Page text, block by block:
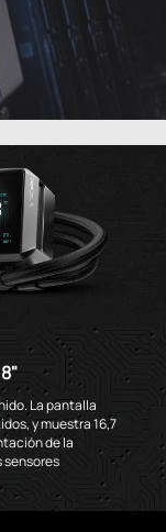
La pantalla
y muestra 16,7
de la